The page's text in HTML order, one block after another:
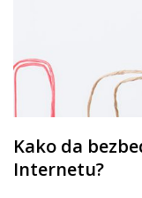
Kako da
Internetu?